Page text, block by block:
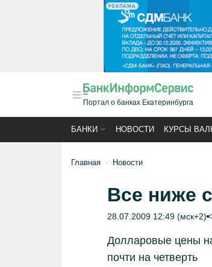
РЕКЛАМА
Портал о банках Екатеринбурга
БАНКИ НОВОСТИ КУРСЫ
Главная Новости
Все ниже
28.07.2009 12:49 (мск+2)
Долларовые цены
почти на четверть